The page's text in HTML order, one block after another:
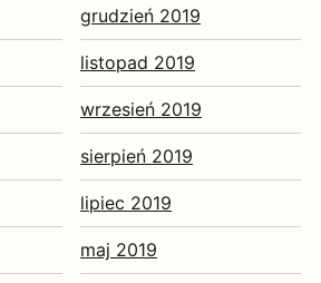
grudzień 2019
listopad 2019
wrzesień 2019
sierpień 2019
lipiec 2019
maj 2019